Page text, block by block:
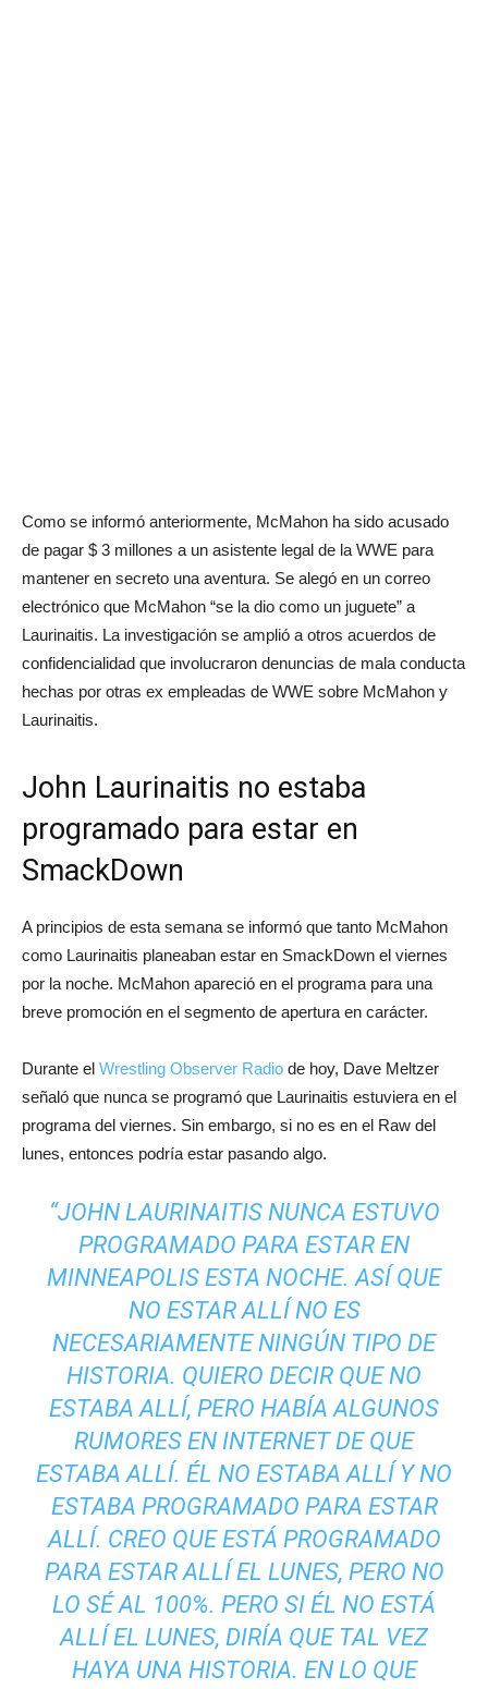
Como se informó anteriormente, McMahon ha sido acusado
de pagar $ 3 millones a un asistente legal de la WWE para
mantener en secreto una aventura. Se alegó en un correo
electrónico que McMahon “se la dio como un juguete” a
Laurinaitis. La investigación se amplió a otros acuerdos de
confidencialidad que involucraron denuncias de mala conducta
hechas por otras ex empleadas de WWE sobre McMahon y
Laurinaitis.
John Laurinaitis no estaba
programado para estar en
SmackDown
A principios de esta semana se informó que tanto McMahon
como Laurinaitis planeaban estar en SmackDown el viernes
por la noche. McMahon apareció en el programa para una
breve promoción en el segmento de apertura en carácter.
Durante el Wrestling Observer Radio de hoy, Dave Meltzer
señaló que nunca se programó que Laurinaitis estuviera en el
programa del viernes. Sin embargo, si no es en el Raw del
lunes, entonces podría estar pasando algo.
“JOHN LAURINAITIS NUNCA ESTUVO
PROGRAMADO PARA ESTAR EN
MINNEAPOLIS ESTA NOCHE. ASÍ QUE
NO ESTAR ALLÍ NO ES
NECESARIAMENTE NINGÚN TIPO DE
HISTORIA. QUIERO DECIR QUE NO
ESTABA ALLÍ, PERO HABÍA ALGUNOS
RUMORES EN INTERNET DE QUE
ESTABA ALLÍ. ÉL NO ESTABA ALLÍ Y NO
ESTABA PROGRAMADO PARA ESTAR
ALLÍ. CREO QUE ESTÁ PROGRAMADO
PARA ESTAR ALLÍ EL LUNES, PERO NO
LO SÉ AL 100%. PERO SI ÉL NO ESTÁ
ALLÍ EL LUNES, DIRÍA QUE TAL VEZ
HAYA UNA HISTORIA. EN LO QUE